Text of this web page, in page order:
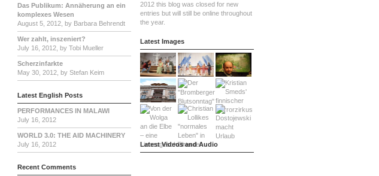
Das Publikum: Annäherung an ein
komplexes Wesen
August 5, 2012, by Barbara Behrendt
Wer zahlt, inszeniert?
July 16, 2012, by Tobi Mueller
Scherzinfarkte
May 30, 2012, by Stefan Keim
Latest English Posts
PERFORMANCES IN MALAWI
July 16, 2012
WORLD 3.0: THE AID MACHINERY
July 16, 2012
Recent Comments
2012 this blog was closed for new
entries but will still be online throughout
the year.
Latest Images
Latest Videos and Audio